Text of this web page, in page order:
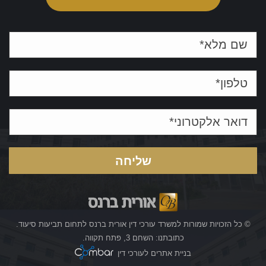
© כל הזכויות שמורות למשרד עורכי דין אורית ברנס לתחום תביעות סיעוד.
כתובתנו: השחם 3, פתח תקווה.
בניית אתרים לעורכי דין